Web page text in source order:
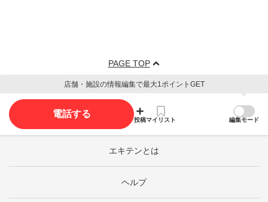
PAGE TOP
店舗・施設の情報編集で最大1ポイントGET
電話する
投稿マイリスト 編集モード
エキテンとは
ヘルプ